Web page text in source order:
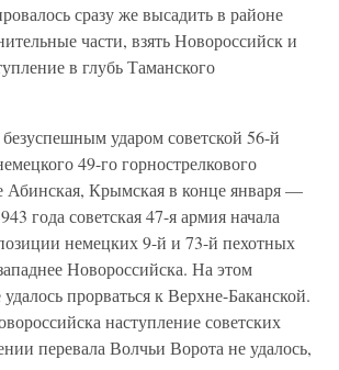
сразу же высадить в районе
части, взять Новороссийск и
в глубь Таманского
ударом советской 56-й
49-го горнострелкового
Абинская, Крымская в конце января —
года советская 47-я армия начала
немецких 9-й и 73-й пехотных
Новороссийска. На этом
прорваться к Верхне-Баканской.
наступление советских
перевала Волчьи Ворота не удалось,